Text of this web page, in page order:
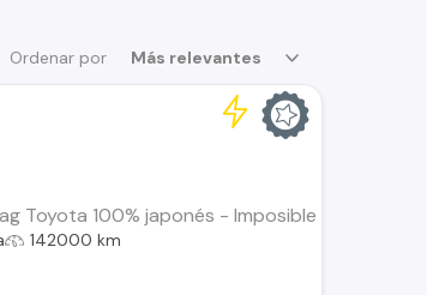
Ordenar por Más relevantes
Toyota 100% japonés - Imposible mejor
142000 km